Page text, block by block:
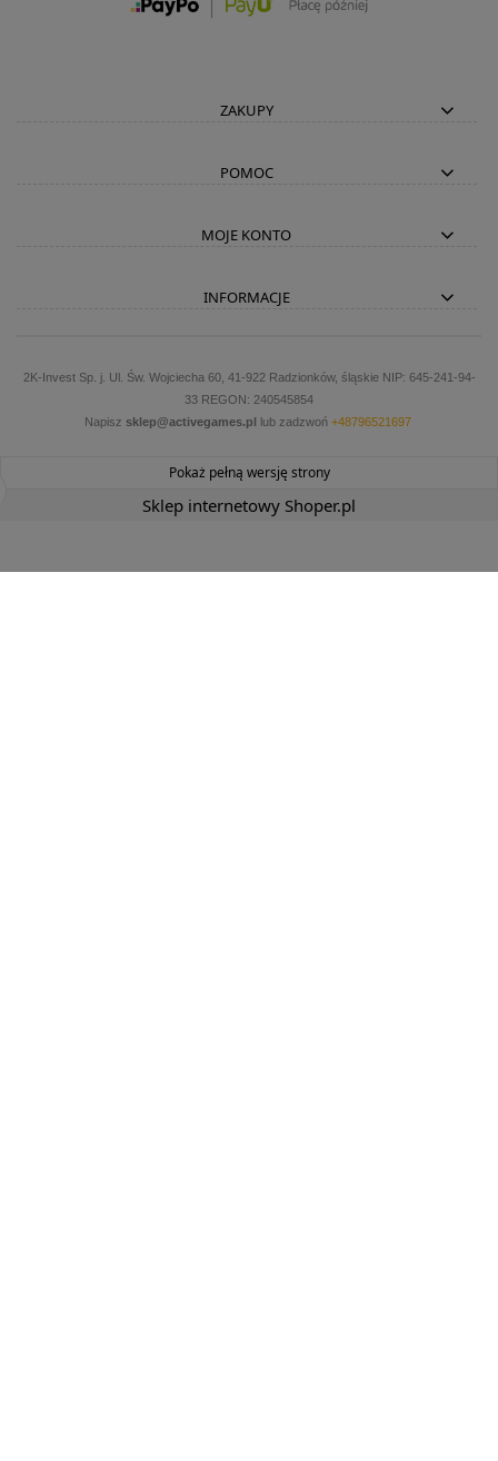
ZAKUPY
POMOC
MOJE KONTO
INFORMACJE
2K-Invest Sp. j. Ul. Św. Wojciecha 60, 41-922 Radzionków, śląskie NIP: 645-241-94-
33 REGON: 240545854
Napisz sklep@activegames.pl lub zadzwoń +48796521697
Pokaż pełną wersję strony
Sklep internetowy Shoper.pl